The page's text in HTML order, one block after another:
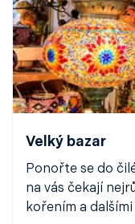
Velký bazar
Ponořte se do
na vás čekají
kořením a